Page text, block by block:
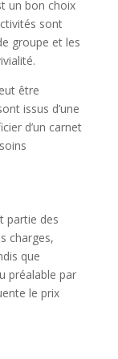
un bon choix
sont
groupe et les
être
issus d’une
d’un carnet
partie des
charges,
que
préalable par
le prix